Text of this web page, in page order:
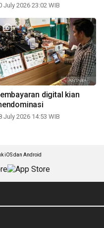
July 2026 23:02 WIB
digital kian
July 2026 14:53 WIB
iOS dan Android